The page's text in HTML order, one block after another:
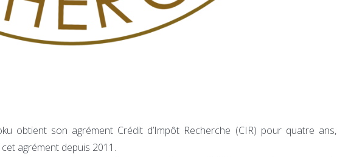
obtient son agrément Crédit d’Impôt Recherche (CIR) pour quatre ans,
agrément depuis 2011.